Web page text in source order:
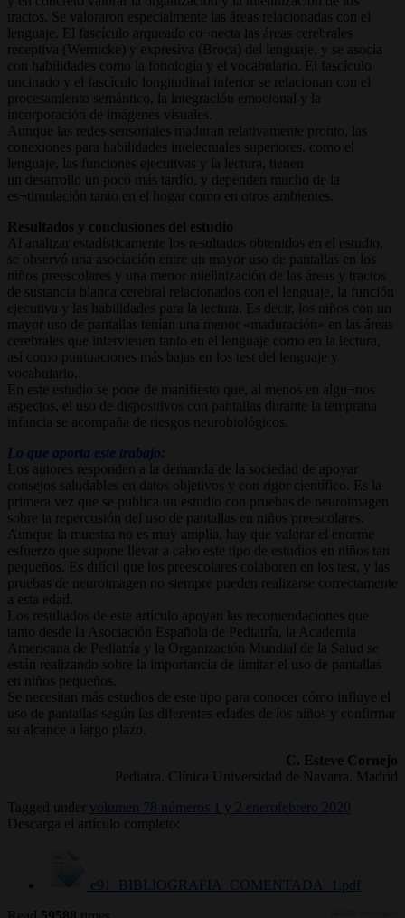
tractos. Se valoraron especialmente las áreas relacionadas con el
lenguaje. El fascículo arqueado co¬necta las áreas cerebrales
receptiva (Wernicke) y expresiva (Broca) del lenguaje, y se asocia
con habilidades como la fonología y el vocabulario. El fascículo
uncinado y el fascículo longitudinal inferior se relacionan con el
procesamiento semántico, la integración emocional y la
incorporación de imágenes visuales.
Aunque las redes sensoriales maduran relativamente pronto, las
conexiones para habilidades intelectuales superiores, como el
lenguaje, las funciones ejecutivas y la lectura, tienen
un desarrollo un poco más tardío, y dependen mucho de la
es¬timulación tanto en el hogar como en otros ambientes.
Resultados y conclusiones del estudio
Al analizar estadísticamente los resultados obtenidos en el estudio,
se observó una asociación entre un mayor uso de pantallas en los
niños preescolares y una menor mielinización de las áreas y tractos
de sustancia blanca cerebral relacionados con el lenguaje, la función
ejecutiva y las habilidades para la lectura. Es decir, los niños con un
mayor uso de pantallas tenían una menor «maduración» en las áreas
cerebrales que intervienen tanto en el lenguaje como en la lectura,
así como puntuaciones más bajas en los test del lenguaje y
vocabulario.
En este estudio se pone de manifiesto que, al menos en algu¬nos
aspectos, el uso de dispositivos con pantallas durante la temprana
infancia se acompaña de riesgos neurobiológicos.
Lo que aporta este trabajo:
Los autores responden a la demanda de la sociedad de apoyar
consejos saludables en datos objetivos y con rigor científico. Es la
primera vez que se publica un estudio con pruebas de neuroimagen
sobre la repercusión del uso de pantallas en niños preescolares.
Aunque la muestra no es muy amplia, hay que valorar el enorme
esfuerzo que supone llevar a cabo este tipo de estudios en niños tan
pequeños. Es difícil que los preescolares colaboren en los test, y las
pruebas de neuroimagen no siempre pueden realizarse correctamente
a esta edad.
Los resultados de este artículo apoyan las recomendaciones que
tanto desde la Asociación Española de Pediatría, la Academia
Americana de Pediatría y la Organización Mundial de la Salud se
están realizando sobre la importancia de limitar el uso de pantallas
en niños pequeños.
Se necesitan más estudios de este tipo para conocer cómo influye el
uso de pantallas según las diferentes edades de los niños y confirmar
su alcance a largo plazo.
C. Esteve Cornejo
Pediatra. Clínica Universidad de Navarra. Madrid
Tagged under
volumen 78 números 1 y 2 enerofebrero 2020
Descarga el artículo completo:
e91_BIBLIOGRAFIA_COMENTADA_1.pdf